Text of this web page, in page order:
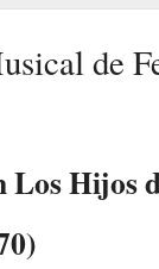
de
Los Hijos